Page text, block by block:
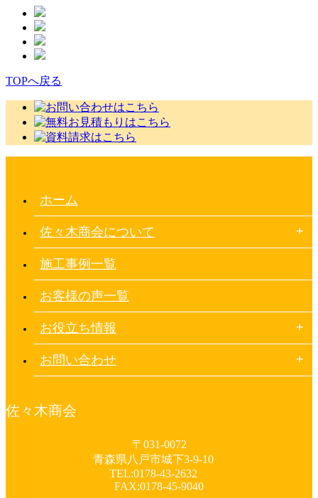
TOPへ戻る
ホーム
佐々木商会について
施工事例一覧
お客様の声一覧
お役立ち情報
お問い合わせ
佐々木商会
〒031-0072
青森県八戸市城下3-9-10
TEL:0178-43-2632
FAX:0178-45-9040